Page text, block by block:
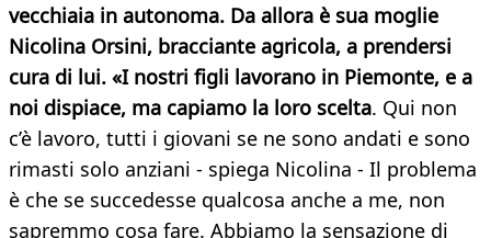
vecchiaia in autonoma. Da allora è sua moglie
Nicolina Orsini, bracciante agricola, a prendersi
cura di lui. «I nostri figli lavorano in Piemonte, e a
noi dispiace, ma capiamo la loro scelta. Qui non
c’è lavoro, tutti i giovani se ne sono andati e sono
rimasti solo anziani - spiega Nicolina - Il problema
è che se succedesse qualcosa anche a me, non
sapremmo cosa fare. Abbiamo la sensazione di